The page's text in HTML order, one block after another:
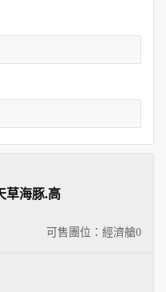
可售團位：經濟艙0
草海豚.高